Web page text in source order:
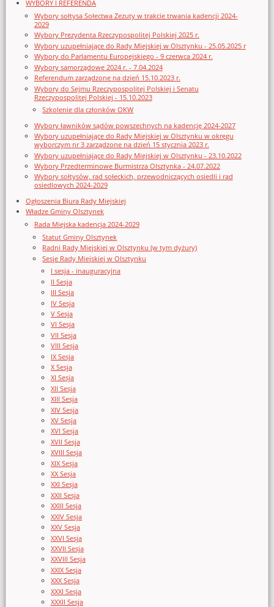
WYBORY I REFERENDA
Wybory sołtysa Sołectwa Zezuty w trakcie trwania kadencji 2024-
2029
Wybory Prezydenta Rzeczypospolitej Polskiej 2025 r.
Wybory uzupełniające do Rady Miejskiej w Olsztynku - 25.05.2025 r
Wybory do Parlamentu Europejskiego - 9 czerwca 2024 r.
Wybory samorządowe 2024 r. - 7.04.2024
Referendum zarządzone na dzień 15.10.2023 r.
Wybory do Sejmu Rzeczypospolitej Polskiej i Senatu
Rzeczypospolitej Polskiej - 15.10.2023
Szkolenie dla członków OKW
Wybory ławników sądów powszechnych na kadencję 2024-2027
Wybory uzupełniające do Rady Miejskiej w Olsztynku w okręgu
wyborczym nr 3 zarządzone na dzień 15 stycznia 2023 r.
Wybory uzupełniające do Rady Miejskiej w Olsztynku - 23.10.2022
Wybory Przedterminowe Burmistrza Olsztynka - 24.07.2022
Wybory sołtysów, rad sołeckich, przewodniczących osiedli i rad
osiedlowych 2024-2029
Ogłoszenia Biura Rady Miejskiej
Władze Gminy Olsztynek
Rada Miejska kadencja 2024-2029
Statut Gminy Olsztynek
Radni Rady Miejskiej w Olsztynku (w tym dyżury)
Sesje Rady Miejskiej w Olsztynku
I sesja - inauguracyjna
II Sesja
III Sesja
IV Sesja
V Sesja
VI Sesja
VII Sesja
VIII Sesja
IX Sesja
X Sesja
XI Sesja
XII Sesja
XIII Sesja
XIV Sesja
XV Sesja
XVI Sesja
XVII Sesja
XVIII Sesja
XIX Sesja
XX Sesja
XXI Sesja
XXII Sesja
XXIII Sesja
XXIV Sesja
XXV Sesja
XXVI Sesja
XXVII Sesja
XXVIII Sesja
XXIX Sesja
XXX Sesja
XXXI Sesja
XXXII Sesja